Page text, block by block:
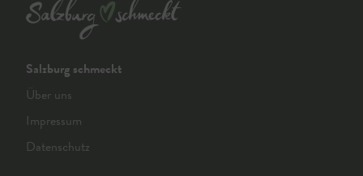
Salzburg schmeckt
Über uns
Impressum
Datenschutz